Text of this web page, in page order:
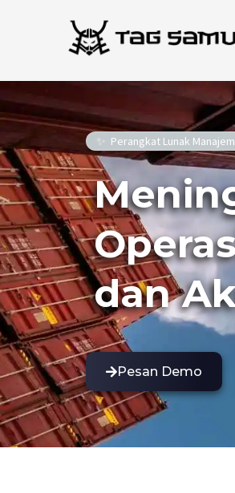
Perangkat Lunak
dan
Pesan Demo